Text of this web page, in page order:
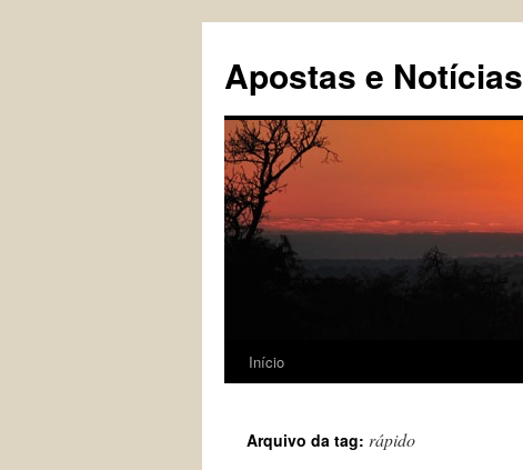
conteúdo
Apostas e Notícias
Início
Arquivo da tag: rápido